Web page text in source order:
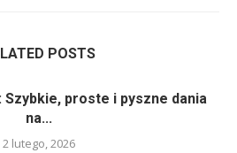
POSTS
proste i pyszne dania
na...
2 lutego, 2026